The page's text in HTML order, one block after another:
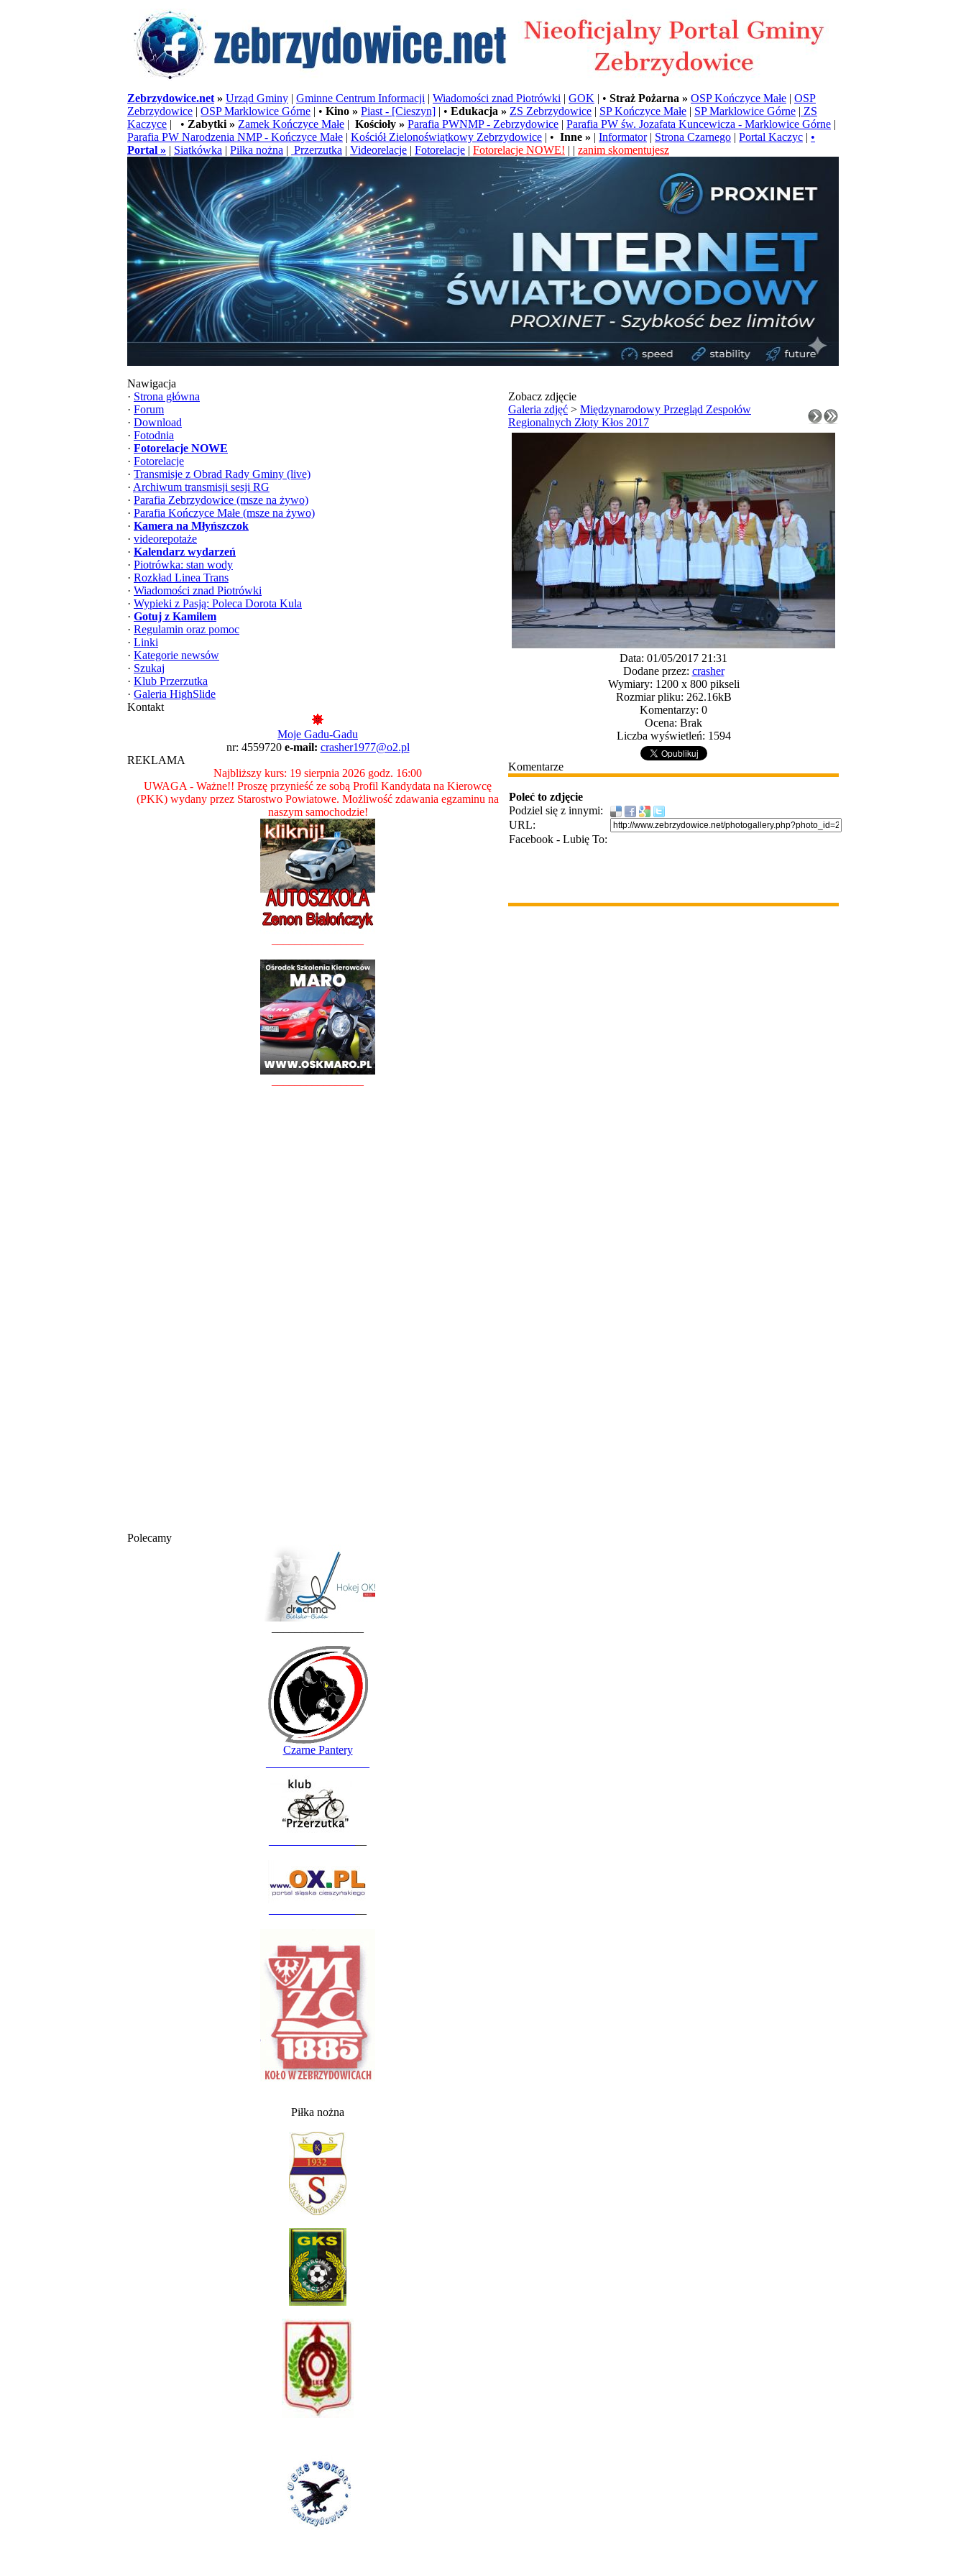
Zebrzydowice.net » Urząd Gminy | Gminne Centrum Informacji | Wiadomości znad Piotrówki | GOK | • Straż Pożarna » OSP Kończyce Małe | OSP
Zebrzydowice | OSP Marklowice Górne | • Kino » Piast - [Cieszyn] | • Edukacja » ZS Zebrzydowice | SP Kończyce Małe | SP Marklowice Górne | ZS
Kaczyce | • Zabytki » Zamek Kończyce Małe | Kościoły » Parafia PWNMP - Zebrzydowice | Parafia PW św. Jozafata Kuncewicza - Marklowice Górne |
Parafia PW Narodzenia NMP - Kończyce Małe | Kościół Zielonoświątkowy Zebrzydowice | • Inne » | Informator| Strona Czarnego | Portal Kaczyc | •
Portal » | Siatkówka | Piłka nożna | Przerzutka | Videorelacje | Fotorelacje | Fotorelacje NOWE! | | zanim skomentujesz
Nawigacja
· Strona główna
· Forum
· Download
· Fotodnia
· Fotorelacje NOWE
· Fotorelacje
· Transmisje z Obrad Rady Gminy (live)
· Archiwum transmisji sesji RG
· Parafia Zebrzydowice (msze na żywo)
· Parafia Kończyce Małe (msze na żywo)
· Kamera na Młyńszczok
· videorepotaże
· Kalendarz wydarzeń
· Piotrówka: stan wody
· Rozkład Linea Trans
· Wiadomości znad Piotrówki
· Wypieki z Pasją: Poleca Dorota Kula
· Gotuj z Kamilem
· Regulamin oraz pomoc
· Linki
· Kategorie newsów
· Szukaj
· Klub Przerzutka
· Galeria HighSlide
Kontakt
Moje Gadu-Gadu
nr: 4559720 e-mail: crasher1977@o2.pl
REKLAMA
Najbliższy kurs: 19 sierpnia 2026 godz. 16:00
UWAGA - Ważne!! Proszę przynieść ze sobą Profil Kandydata na Kierowcę
(PKK) wydany przez Starostwo Powiatowe. Możliwość zdawania egzaminu na
naszym samochodzie!
Polecamy
Czarne Pantery
Piłka nożna
Zobacz zdjęcie
Galeria zdjęć > Międzynarodowy Przegląd Zespołów
Regionalnych Złoty Kłos 2017
Data: 01/05/2017 21:31
Dodane przez: crasher
Wymiary: 1200 x 800 pikseli
Rozmiar pliku: 262.16kB
Komentarzy: 0
Ocena: Brak
Liczba wyświetleń: 1594
Komentarze
Poleć to zdjęcie
Podziel się z innymi:
URL:
Facebook - Lubię To: